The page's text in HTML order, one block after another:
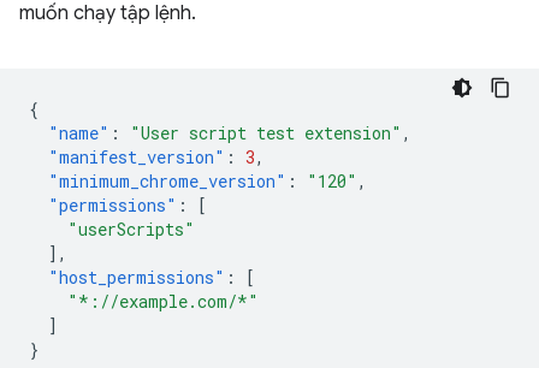
muốn chạy tập lệnh.
{
"name" : "User script test extension" ,
"manifest_version" : 3,
"minimum_chrome_version" : "120" ,
"permissions" :
[
"userScripts"
],
"host_permissions" :
[
"*://example.com/*"
]
}